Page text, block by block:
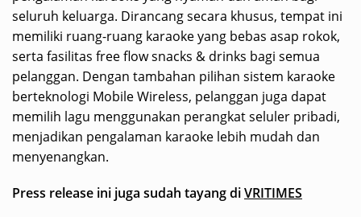
seluruh keluarga. Dirancang secara khusus, tempat ini
memiliki ruang-ruang karaoke yang bebas asap rokok,
serta fasilitas free flow snacks & drinks bagi semua
pelanggan. Dengan tambahan pilihan sistem karaoke
berteknologi Mobile Wireless, pelanggan juga dapat
memilih lagu menggunakan perangkat seluler pribadi,
menjadikan pengalaman karaoke lebih mudah dan
menyenangkan.
Press release ini juga sudah tayang diVRITIMES